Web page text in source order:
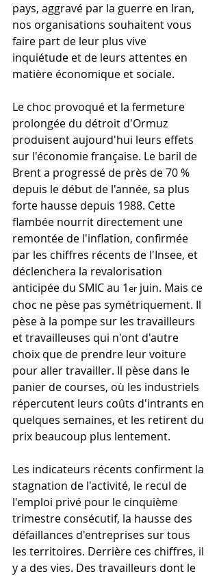
pays, aggravé par la guerre en Iran,
nos organisations souhaitent vous
faire part de leur plus vive
inquiétude et de leurs attentes en
matière économique et sociale.
Le choc provoqué et la fermeture
prolongée du détroit d'Ormuz
produisent aujourd'hui leurs effets
sur l'économie française. Le baril de
Brent a progressé de près de 70 %
depuis le début de l'année, sa plus
forte hausse depuis 1988. Cette
flambée nourrit directement une
remontée de l'inflation, confirmée
par les chiffres récents de l'Insee, et
déclenchera la revalorisation
anticipée du SMIC au 1er juin. Mais ce
choc ne pèse pas symétriquement. Il
pèse à la pompe sur les travailleurs
et travailleuses qui n'ont d'autre
choix que de prendre leur voiture
pour aller travailler. Il pèse dans le
panier de courses, où les industriels
répercutent leurs coûts d'intrants en
quelques semaines, et les retirent du
prix beaucoup plus lentement.
Les indicateurs récents confirment la
stagnation de l'activité, le recul de
l'emploi privé pour le cinquième
trimestre consécutif, la hausse des
défaillances d'entreprises sur tous
les territoires. Derrière ces chiffres, il
y a des vies. Des travailleurs dont le